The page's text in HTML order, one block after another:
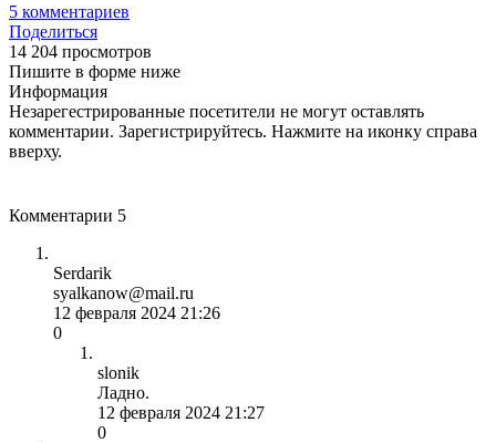
5 комментариев
Поделиться
14 204 просмотров
Пишите в форме ниже
Информация
Незарегестрированные посетители не могут оставлять
комментарии. Зарегистрируйтесь. Нажмите на иконку справа
вверху.
Комментарии 5
Serdarik
syalkanow@mail.ru
12 февраля 2024 21:26
0
slonik
Ладно.
12 февраля 2024 21:27
0